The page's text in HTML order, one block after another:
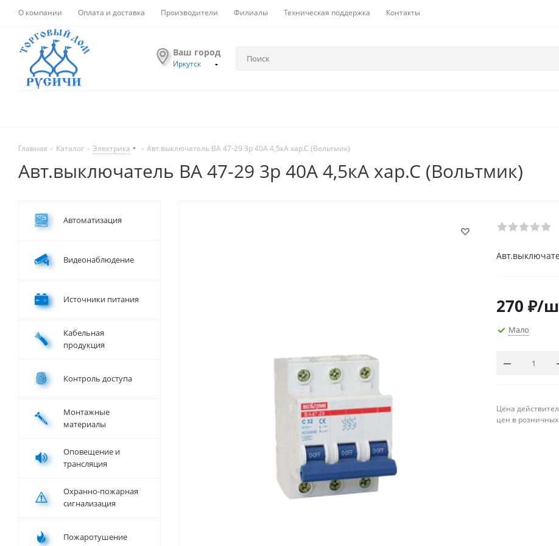
О компании Оплата и доставка Производители Филиалы Техническая поддержка Контакты
Ваш город
Иркутск
Главная - Каталог - Электрика - Авт.выключатель ВА 47-29 3р 40А 4,5кА хар.С (Вольтмик)
Авт.выключатель ВА 47-29 3р 40А 4,5кА хар.С (Вольтмик)
270 ₽/
Мало
Цена
цен в
Автоматизация
Видеонаблюдение
Источники питания
Кабельная
продукция
Контроль доступа
Монтажные
материалы
Оповещение и
трансляция
Охранно-пожарная
сигнализация
Пожаротушение